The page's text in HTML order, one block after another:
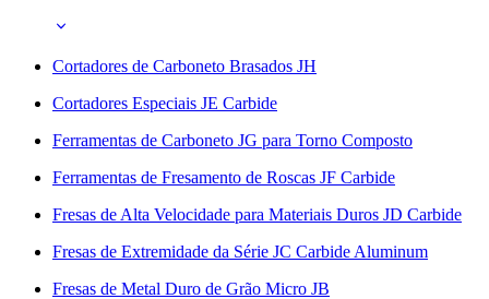
Cortadores de Carboneto Brasados JH
Cortadores Especiais JE Carbide
Ferramentas de Carboneto JG para Torno Composto
Ferramentas de Fresamento de Roscas JF Carbide
Fresas de Alta Velocidade para Materiais Duros JD Carbide
Fresas de Extremidade da Série JC Carbide Aluminum
Fresas de Metal Duro de Grão Micro JB